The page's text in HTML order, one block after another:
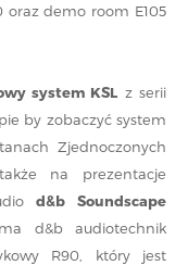
oraz demo room E105
system KSL z serii
by zobaczyć system
Zjednoczonych
na prezentacje
d&b Soundscape
d&b audiotechnik
R90, który jest